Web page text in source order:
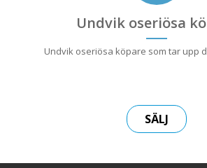
Undvik oseriösa
Undvik oseriösa köpare som tar upp
SÄLJ